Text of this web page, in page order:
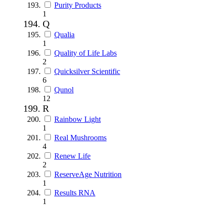
Purity Products
1
Q
Qualia
1
Quality of Life Labs
2
Quicksilver Scientific
6
Qunol
12
R
Rainbow Light
1
Real Mushrooms
4
Renew Life
2
ReserveAge Nutrition
1
Results RNA
1